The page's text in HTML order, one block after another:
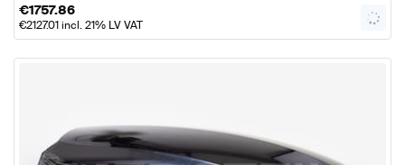
€1757.86
€2127.01incl. 21% LV VAT